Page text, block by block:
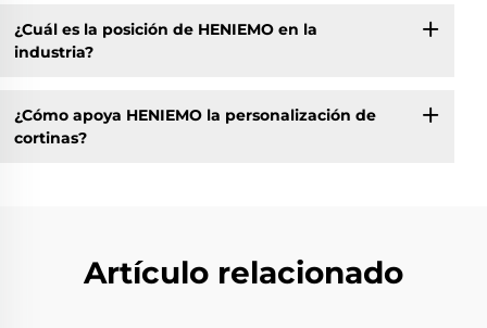
¿Cuál es la posición de HENIEMO en la
industria?
¿Cómo apoya HENIEMO la personalización de
cortinas?
Artículo relacionado